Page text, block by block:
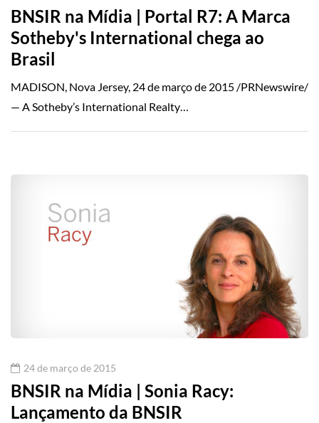
BNSIR na Mídia | Portal R7: A Marca
Sotheby's International chega ao
Brasil
MADISON, Nova Jersey, 24 de março de 2015 /PRNewswire/
— A Sotheby’s International Realty…
24 de março de 2015
BNSIR na Mídia | Sonia Racy:
Lançamento da BNSIR